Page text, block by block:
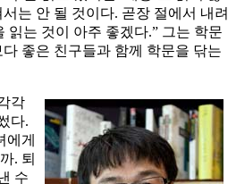
는 안 될 것이다. 곧장 절에서 내려
읽는 것이 아주 좋겠다.” 그는 학문
좋은 친구들과 함께 학문을 닦는
각
다.
에게
. 퇴
수